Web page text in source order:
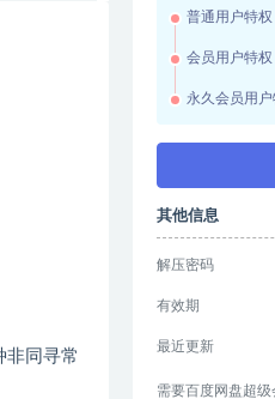
非同寻常
普通用户特权
会员用户特权
永久会员用户
其他信息
解压密码
有效期
最近更新
需要百度网盘超